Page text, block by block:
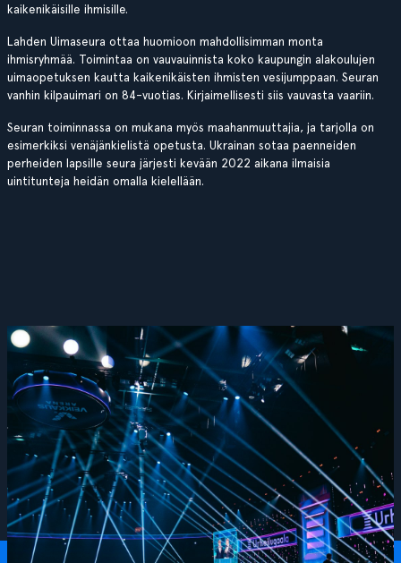
kaikenikäisille ihmisille.
Lahden Uimaseura ottaa huomioon mahdollisimman monta
ihmisryhmää. Toimintaa on vauvauinnista koko kaupungin alakoulujen
uimaopetuksen kautta kaikenikäisten ihmisten vesijumppaan. Seuran
vanhin kilpauimari on 84-vuotias. Kirjaimellisesti siis vauvasta vaariin.
Seuran toiminnassa on mukana myös maahanmuuttajia, ja tarjolla on
esimerkiksi venäjänkielistä opetusta. Ukrainan sotaa paenneiden
perheiden lapsille seura järjesti kevään 2022 aikana ilmaisia
uintitunteja heidän omalla kielellään.